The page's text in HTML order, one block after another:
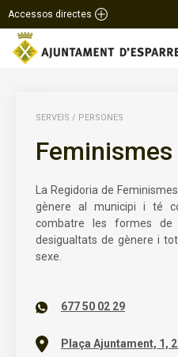
Accessos directes
SERVEIS / PERSONES
Feminismes
La Regidoria de
gènere al municipi i té
combatre les formes de
desigualtats de gènere i
sexe.
677 50 02 29
Plaça Ajuntament, 1,